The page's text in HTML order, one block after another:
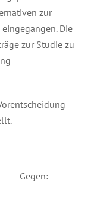
zur
Die
zur Studie zu
Gegen: